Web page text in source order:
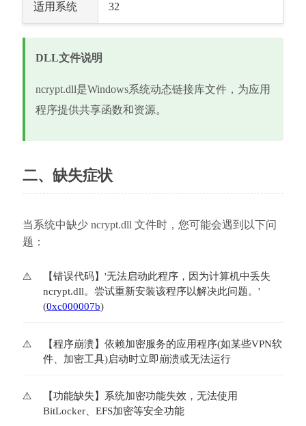
适用系统 32
DLL文件说明
ncrypt.dll是Windows系统动态链接库文件，为应用
程序提供共享函数和资源。
二、缺失症状
当系统中缺少 ncrypt.dll 文件时，您可能会遇到以下问
题：
【错误代码】'无法启动此程序，因为计算机中丢失
ncrypt.dll。尝试重新安装该程序以解决此问题。'
(0xc000007b)
【程序崩溃】依赖加密服务的应用程序(如某些VPN软
件、加密工具)启动时立即崩溃或无法运行
【功能缺失】系统加密功能失效，无法使用
BitLocker、EFS加密等安全功能